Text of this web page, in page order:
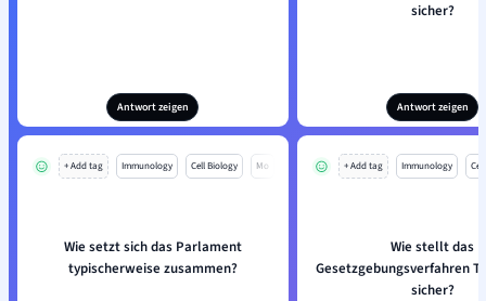
Antwort zeigen
sicher?
Antwort zeigen
+ Add tag Immunology Cell Biology Mo
Wie setzt sich das Parlament
typischerweise zusammen?
+ Add tag Immunology
Wie stellt das
Gesetzgebungsverfahren
sicher?